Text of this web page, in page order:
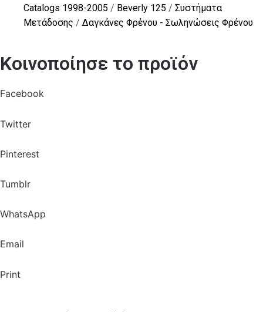
Catalogs 1998-2005 / Beverly 125 / Συστήματα
Μετάδοσης / Δαγκάνες Φρένου - Σωληνώσεις Φρένου
Κοινοποίησε το προϊόν
Facebook
Twitter
Pinterest
Tumblr
WhatsApp
Email
Print